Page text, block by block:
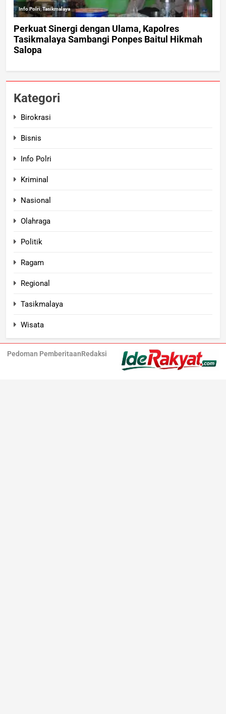
Kategori
Birokrasi
Bisnis
Info Polri
Kriminal
Nasional
Olahraga
Politik
Ragam
Regional
Tasikmalaya
Wisata
Pedoman PemberitaanRedaksi